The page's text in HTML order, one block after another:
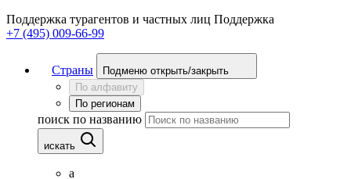
Поддержка турагентов и частных лиц Поддержка
+7 (495) 009-66-99
Страны
Подменю открыть/закрыть
По алфавиту
По регионам
поиск по названию
искать
а